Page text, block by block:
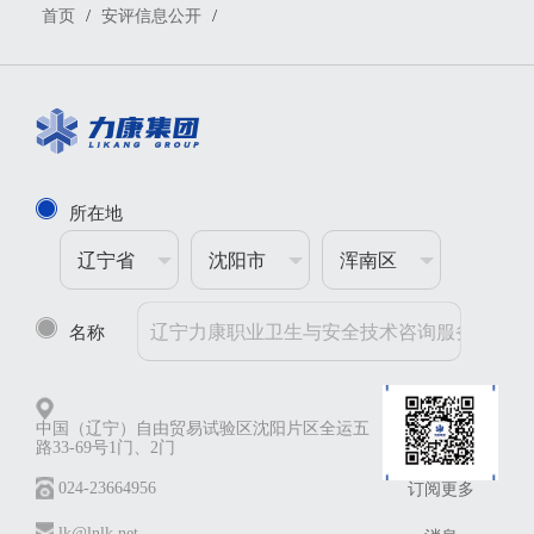
首页 / 安评信息公开 /
所在地
辽宁省 沈阳市 浑南区
名称
中国（辽宁）自由贸易试验区沈阳片区全运五
路33-69号1门、2门
024-23664956 订阅更多